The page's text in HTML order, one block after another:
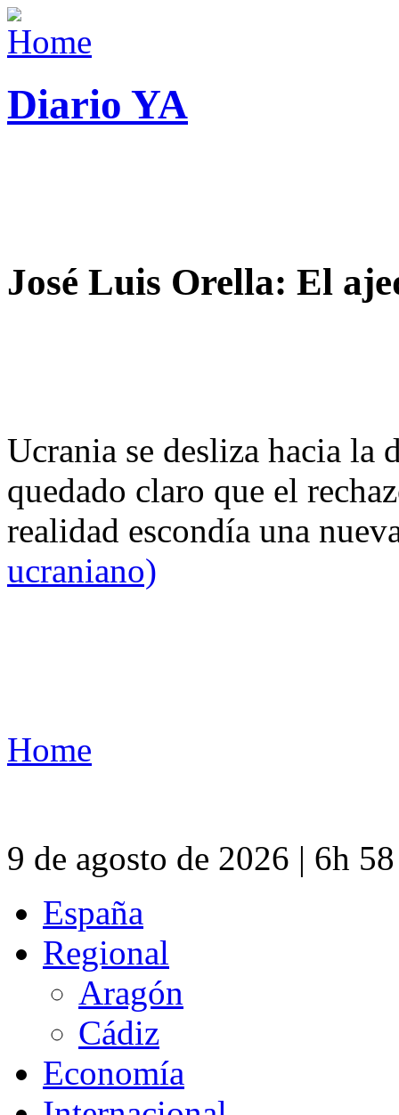
Diario YA
José Luis Orella: El
Ucrania se desliza hacia
quedado claro que el
realidad escondía una
ucraniano)
Home
9 de agosto de 2026 | 6h
España
Regional
Aragón
Cádiz
Economía